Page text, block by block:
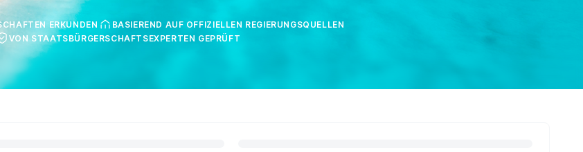
ERKUNDEN
BASIEREND AUF OFFIZIELLEN REGIERUNGSQUELLEN
VON STAATSBÜRGERSCHAFTSEXPERTEN GEPRÜFT